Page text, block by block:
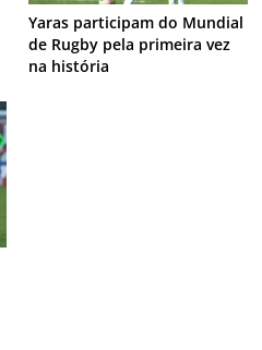
Yaras participam do Mundial
de Rugby pela primeira vez
na história